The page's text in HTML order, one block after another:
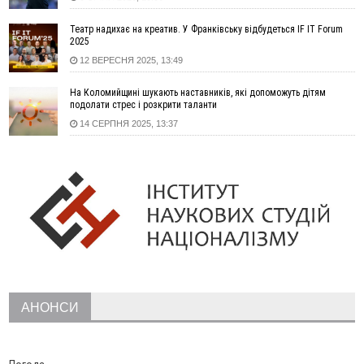
12:29
У МОЗ змінили підхід до госпіталізації та оновили правила
роботи стаціонарів
12:07
На межі Прикарпаття і Тернопільщини невідомі засипали
русло Золотої Липи та облаштували переправу
рекорди
11:17
Росія вдарила по Харкову "Бандероллю": є постраждалі,
пошкоджено цивільне підприємство
На Каскаді замість веж планують зробити сквер з
дитмайданчиком
09:31
На Верховинщині під час пожежі будинку травмувалась
жінка
нетверезих водіїв
Театр надихає на креатив. У Франківську відбудеться IF IT Forum
2025
12 ВЕРЕСНЯ 2025, 13:49
На Коломийщині шукають наставників, які допоможуть дітям
подолати стрес і розкрити таланти
14 СЕРПНЯ 2025, 13:37
АНОНСИ